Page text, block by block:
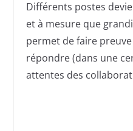
Différents postes
et à mesure que
permet de faire
répondre (dans une
attentes des